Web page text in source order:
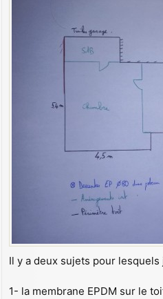
Il y a deux sujets pour
1- la membrane EPDM sur le